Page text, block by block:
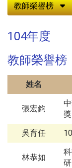
教師榮譽榜
104年度
教師榮譽榜
姓名
張宏鈞
獎
吳育任
林恭如